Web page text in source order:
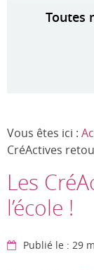
Toutes
Vous êtes ici :
CréActives
Les
l’école !
Publié le : 29